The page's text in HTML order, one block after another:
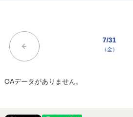
7/31
（金）
OAデータがありません。
08:00 - 08:20